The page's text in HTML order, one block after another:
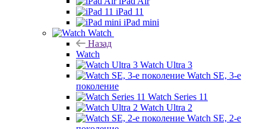
iPad 11
iPad mini
Watch
Назад
Watch
Watch Ultra 3
Watch SE, 3-е
поколение
Watch Series 11
Watch Ultra 2
Watch SE, 2-е